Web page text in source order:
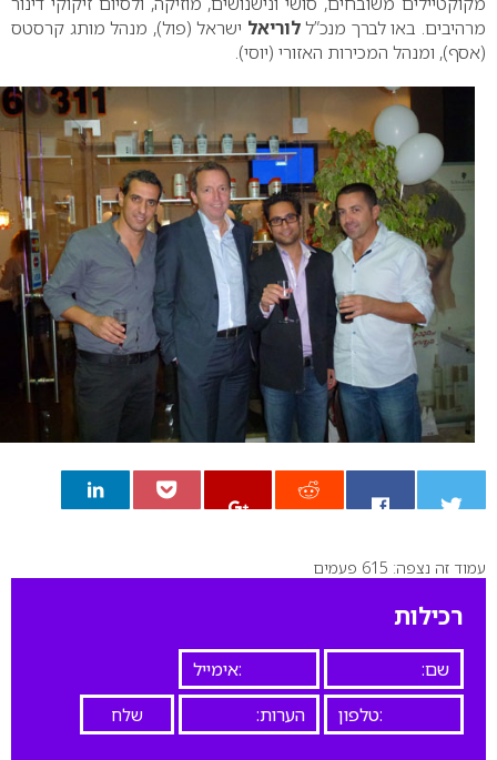
מרהיבים.באו לברך מנכ”ללוריאלישראל (פול), מנהל מותג קרסטס
(אסף), ומנהל המכירות האזורי (יוסי).
0
עמוד זה נצפה: 615 פעמים
רכילות